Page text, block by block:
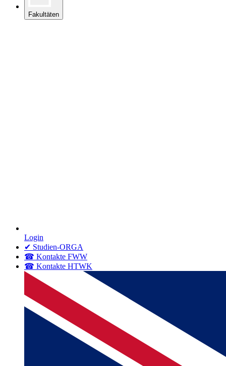
Fakultäten
Login
✔ Studien-ORGA
☎ Kontakte FWW
☎ Kontakte HTWK